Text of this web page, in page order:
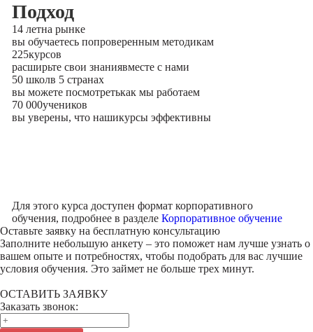
Подход
14 летна рынке
вы обучаетесь попроверенным методикам
225курсов
расширьте свои знаниявместе с нами
50 школв 5 странах
вы можете посмотретькак мы работаем
70 000учеников
вы уверены, что нашикурсы эффективны
Для этого курса доступен формат корпоративного
обучения, подробнее в разделе Корпоративное обучение
Оставьте заявку на бесплатную консультацию
Заполните небольшую анкету – это поможет нам лучше узнать о
вашем опыте и потребностях, чтобы подобрать для вас лучшие
условия обучения. Это займет не больше трех минут.
ОСТАВИТЬ ЗАЯВКУ
Заказать звонок: